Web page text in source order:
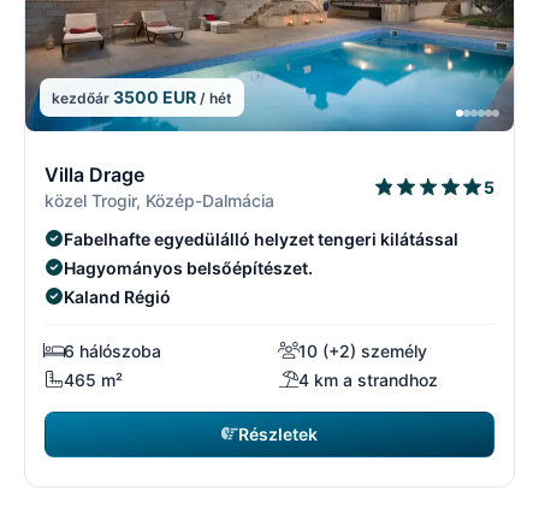
kezdőár 3500 EUR / hét
Villa Drage
közel Trogir, Közép-Dalmácia
5
Fabelhafte egyedülálló helyzet tengeri kilátással
Hagyományos belsőépítészet.
Kaland Régió
6 hálószoba
10 (+2) személy
465 m²
4 km a strandhoz
Részletek